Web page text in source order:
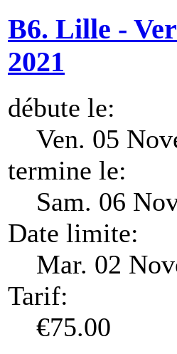
B6. Lille -
2021
débute le:
Ven. 05
termine le:
Sam. 06
Date limite:
Mar. 02
Tarif:
€75.00